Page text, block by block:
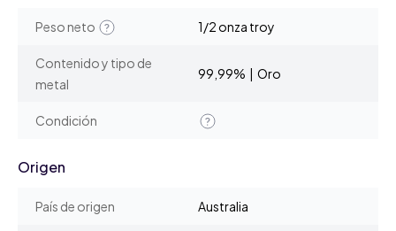
Peso neto 1/2 onza troy
Contenido y tipo de
metal
99,99% | Oro
Condición
Origen
País de origen Australia